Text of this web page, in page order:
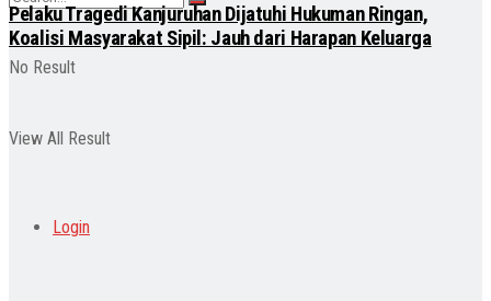
No Result
View All Result
Login
Pelaku Tragedi Kanjuruhan Dijatuhi Hukuman Ringan,
Koalisi Masyarakat Sipil: Jauh dari Harapan Keluarga